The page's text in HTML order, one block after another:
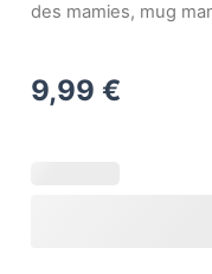
des mamies, mug
9,99 €